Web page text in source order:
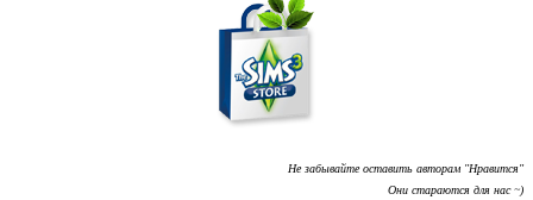
Не забывайте оставить авторам "Нравится"
Они стараются для нас ~)